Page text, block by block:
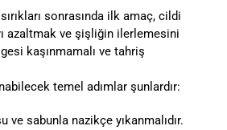
sonrasında ilk amaç, cildi
azaltmak ve şişliğin ilerlemesini
kaşınmamalı ve tahriş
temel adımlar şunlardır:
ve sabunla nazikçe yıkanmalıdır.